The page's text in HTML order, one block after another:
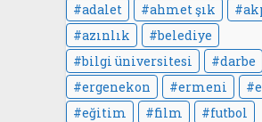
adalet ahmet şık
azınlık
belediye
bilgi üniversitesi
darbe
ergenekon
ermeni
eğitim
film
futbol